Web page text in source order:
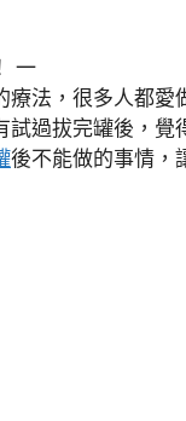
法，很多人都愛
過拔完罐後，覺
後不能做的事情，